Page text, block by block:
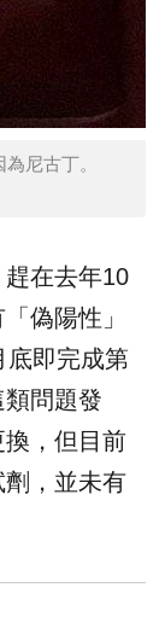
尼古丁。
在去年10
偽陽性」
底即完成第
問題發
，但目前
，並未有